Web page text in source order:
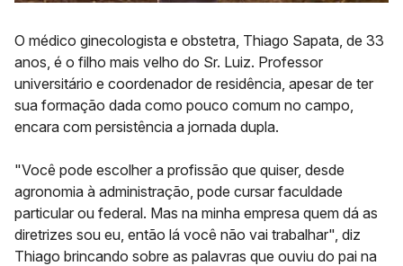
O médico ginecologista e obstetra Thiago Sapata , de 33
anos, é o filho mais velho do Sr. Luiz. Professor
universitário e coordenador de residência, apesar de ter
sua formação dada como pouco comum no campo,
encara com persistência a jornada dupla.
"Você pode escolher a profissão que quiser, desde
agronomia à administração, pode cursar faculdade
particular ou federal. Mas na minha empresa quem dá as
diretrizes sou eu, então lá você não vai trabalhar", diz
Thiago brincando sobre as palavras que ouviu do pai na